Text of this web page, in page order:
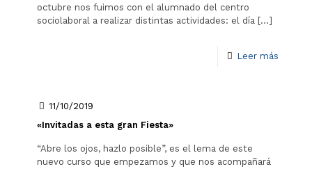
octubre nos fuimos con el alumnado del centro
sociolaboral a realizar distintas actividades: el día […]
Leer más
11/10/2019
«Invitadas a esta gran Fiesta»
“Abre los ojos, hazlo posible”, es el lema de este
nuevo curso que empezamos y que nos acompañará